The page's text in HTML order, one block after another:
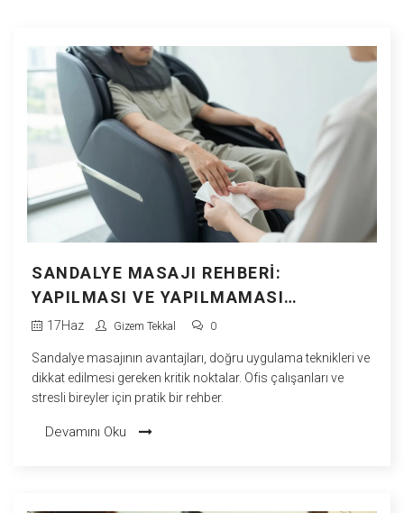
SANDALYE MASAJI REHBERI:
YAPILMASI VE YAPILMAMASI
GEREKENLER
17Haz Gizem Tekkal 0
Sandalye masajının avantajları, doğru uygulama teknikleri ve
dikkat edilmesi gereken kritik noktalar. Ofis çalışanları ve
stresli bireyler için pratik bir rehber.
Devamını Oku